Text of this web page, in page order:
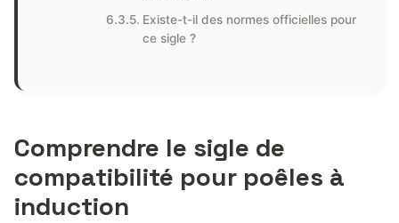
Existe-t-il des normes officielles pour
ce sigle ?
Comprendre le sigle de
compatibilité pour poêles à
induction